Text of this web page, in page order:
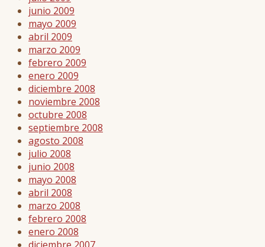
junio 2009
mayo 2009
abril 2009
marzo 2009
febrero 2009
enero 2009
diciembre 2008
noviembre 2008
octubre 2008
septiembre 2008
agosto 2008
julio 2008
junio 2008
mayo 2008
abril 2008
marzo 2008
febrero 2008
enero 2008
diciembre 2007